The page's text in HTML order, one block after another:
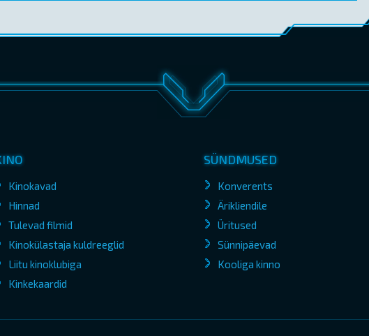
Kinokavad
Hinnad
Tulevad filmid
Kinokülastaja kuldreeglid
Liitu kinoklubiga
Kinkekaardid
SÜNDMUSED
Konverents
Ärikliendile
Üritused
Sünnipäevad
Kooliga kinno